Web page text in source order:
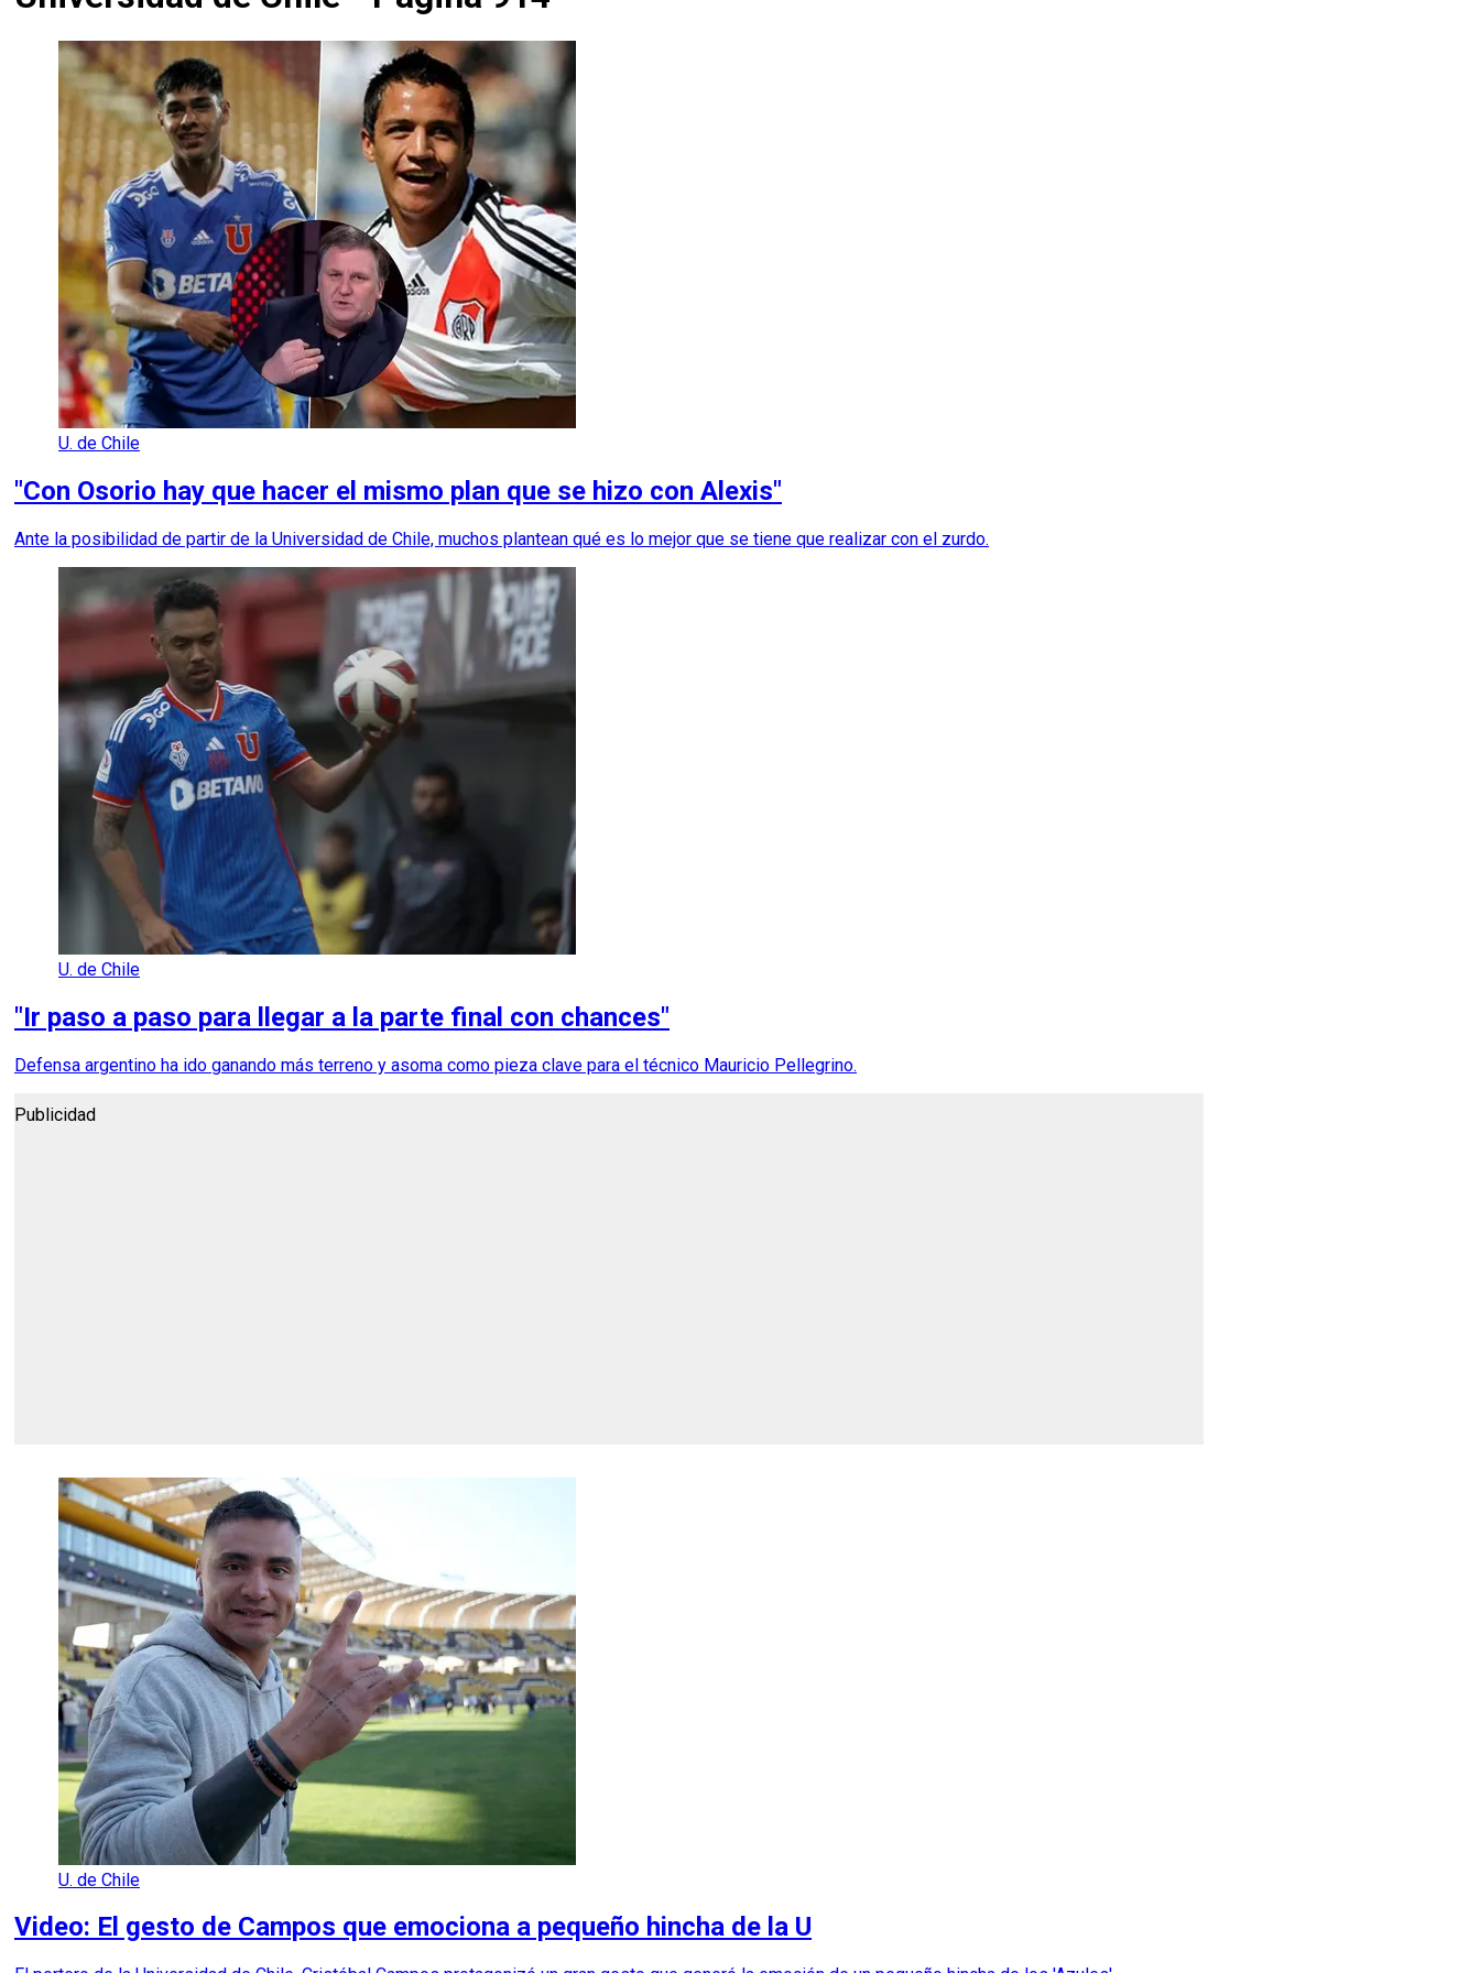
U. de Chile
"Con Osorio hay que hacer el mismo plan que se hizo con Alexis"
Ante la posibilidad de partir de la Universidad de Chile, muchos plantean qué es lo mejor que se tiene que realizar con el zurdo.
U. de Chile
"Ir paso a paso para llegar a la parte final con chances"
Defensa argentino ha ido ganando más terreno y asoma como pieza clave para el técnico Mauricio Pellegrino.
Publicidad
U. de Chile
Video: El gesto de Campos que emociona a pequeño hincha de la U